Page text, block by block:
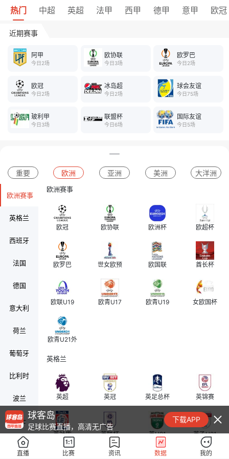
热门 中超 英超 法甲 西甲 德甲 意甲 欧冠
近期赛事
阿甲
今日2场
欧协联
今日3场
欧罗巴
今日2场
欧冠
今日2场
冰岛超
今日2场
球会友谊
今日75场
玻利甲
今日3场
联盟杯
今日6场
国际友谊
今日5场
重要 欧洲 亚洲 美洲 大洋洲
欧洲赛事
英格兰
西班牙
法国
德国
意大利
荷兰
葡萄牙
比利时
波兰
瑞士
奥地利
欧洲赛事
欧冠 欧协联 欧洲杯 欧超杯
欧罗巴 世女欧预 欧国联 酋长杯
欧联U19 欧青U17 欧青U19 女欧国杯
欧青U21外
英格兰
英超 英冠 英足总杯 英锦赛
英社盾 英联杯 英U21 英乙U21
球客岛
足球比赛直播，高清无广告
下载APP
直播 比赛 资讯 数据 我的